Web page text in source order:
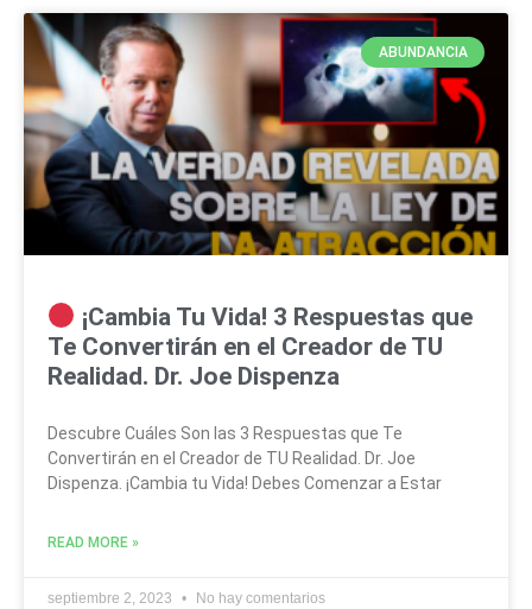
ABUNDANCIA
¡Cambia Tu Vida! 3 Respuestas que
Te Convertirán en el Creador de TU
Realidad. Dr. Joe Dispenza
Descubre Cuáles Son las 3 Respuestas que Te
Convertirán en el Creador de TU Realidad. Dr. Joe
Dispenza. ¡Cambia tu Vida! Debes Comenzar a Estar
READ MORE »
septiembre 2, 2023 No hay comentarios